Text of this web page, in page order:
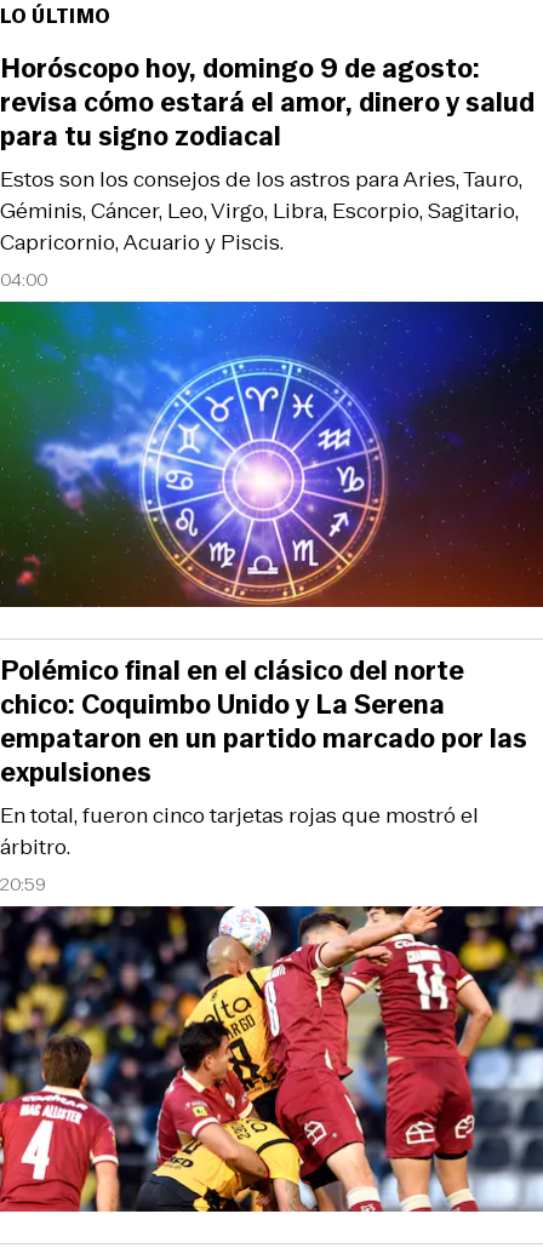
LO ÚLTIMO
04:00
Estos son los consejos de los astros para Aries, Tauro,
Géminis, Cáncer, Leo, Virgo, Libra, Escorpio, Sagitario,
Capricornio, Acuario y Piscis.
Horóscopo hoy, domingo 9 de agosto:
revisa cómo estará el amor, dinero y salud
para tu signo zodiacal
20:59
En total, fueron cinco tarjetas rojas que mostró el
árbitro.
Polémico final en el clásico del norte
chico: Coquimbo Unido y La Serena
empataron en un partido marcado por las
expulsiones